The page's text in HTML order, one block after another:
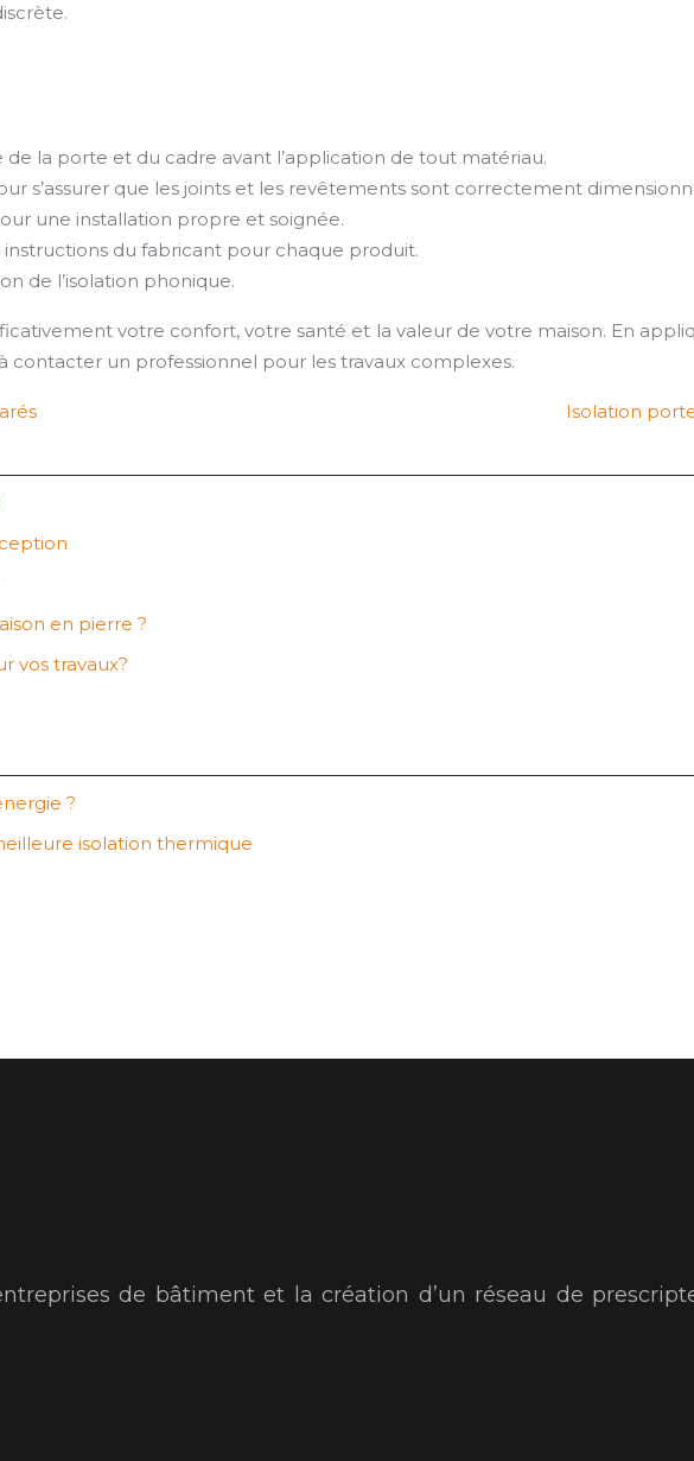
la porte et du cadre avant l’application de tout matériau.
s’assurer que les joints et les revêtements sont correctement
une installation propre et soignée.
du fabricant pour chaque produit.
de l’isolation phonique.
votre confort, votre santé et la valeur de votre maison. En
contacter un professionnel pour les travaux complexes.
Isolation
en pierre ?
vos travaux?
?
isolation thermique
de bâtiment et la création d’un réseau de